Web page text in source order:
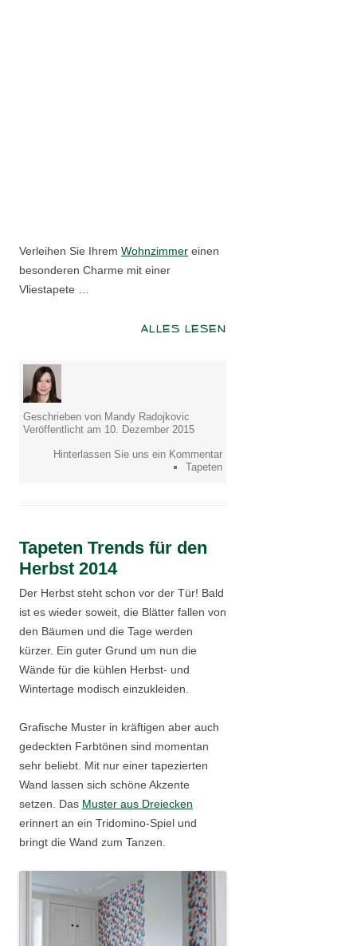
Verleihen Sie Ihrem Wohnzimmer einen
besonderen Charme mit einer
Vliestapete …
ALLES LESEN
Geschrieben von Mandy Radojkovic
Veröffentlicht am 10. Dezember 2015
Hinterlassen Sie uns ein Kommentar
Tapeten
Tapeten Trends für den
Herbst 2014
Der Herbst steht schon vor der Tür! Bald
ist es wieder soweit, die Blätter fallen von
den Bäumen und die Tage werden
kürzer. Ein guter Grund um nun die
Wände für die kühlen Herbst- und
Wintertage modisch einzukleiden.
Grafische Muster in kräftigen aber auch
gedeckten Farbtönen sind momentan
sehr beliebt. Mit nur einer tapezierten
Wand lassen sich schöne Akzente
setzen. Das Muster aus Dreiecken
erinnert an ein Tridomino-Spiel und
bringt die Wand zum Tanzen.